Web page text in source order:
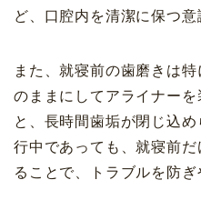
ど、口腔内を清潔に保つ意
また、就寝前の歯磨きは
のままにしてアライナー
と、長時間歯垢が閉じ込
行中であっても、就寝前
ることで、トラブルを防ぎ